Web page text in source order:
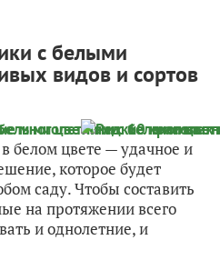
с белыми
видов и сортов
белом цвете — удачное и
которое будет
саду. Чтобы составить
на протяжении всего
и однолетние, и